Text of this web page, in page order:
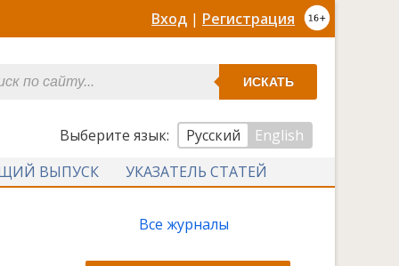
Вход | Регистрация
ИСКАТЬ
Выберите язык: Русский
English
ВЫПУСК
УКАЗАТЕЛЬ СТАТЕЙ
Все журналы